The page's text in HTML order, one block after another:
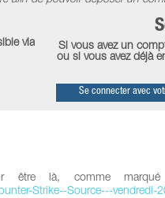
via
Si vous avez un
ou si vous avez déjà
Se connecter avec
être là, comme
Strike--Source---vendredi-